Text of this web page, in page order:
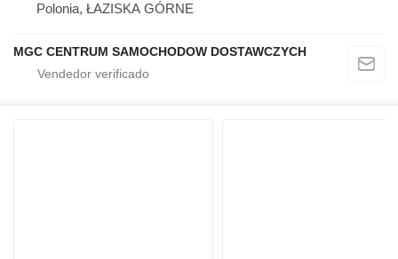
Polonia, ŁAZISKA GÓRNE
MGC CENTRUM SAMOCHODOW DOSTAWCZYCH